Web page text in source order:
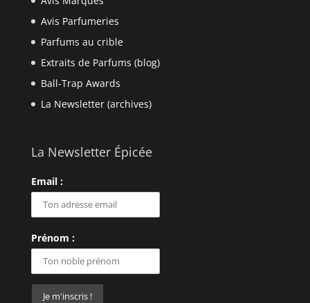
Avis Parfumeries
Parfums au crible
Extraits de Parfums (blog)
Ball-Trap Awards
La Newsletter (archives)
La Newsletter Épicée
Email :
Prénom :